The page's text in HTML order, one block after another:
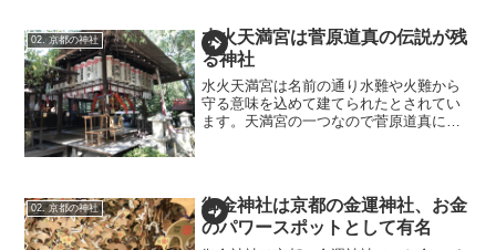
02. 京都の神社
水火天満宮は菅原道真の伝説が残
る神社
水火天満宮は名前の通り水難や火難から
守る意味を込めて建てられたとされてい
ます。天満宮の一つなので菅原道真にゆ
敵対する左大臣・藤原時平...
02. 京都の神社
御金神社は京都の金運神社、お金
のパワースポットとして有名